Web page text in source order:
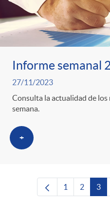
Informe semanal
27/11/2023
Consulta la actualidad de los
semana.
+
Página
1 Página
2 3